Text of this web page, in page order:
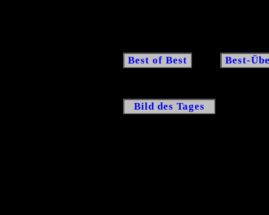
Best of Best Best-
Bild des Tages